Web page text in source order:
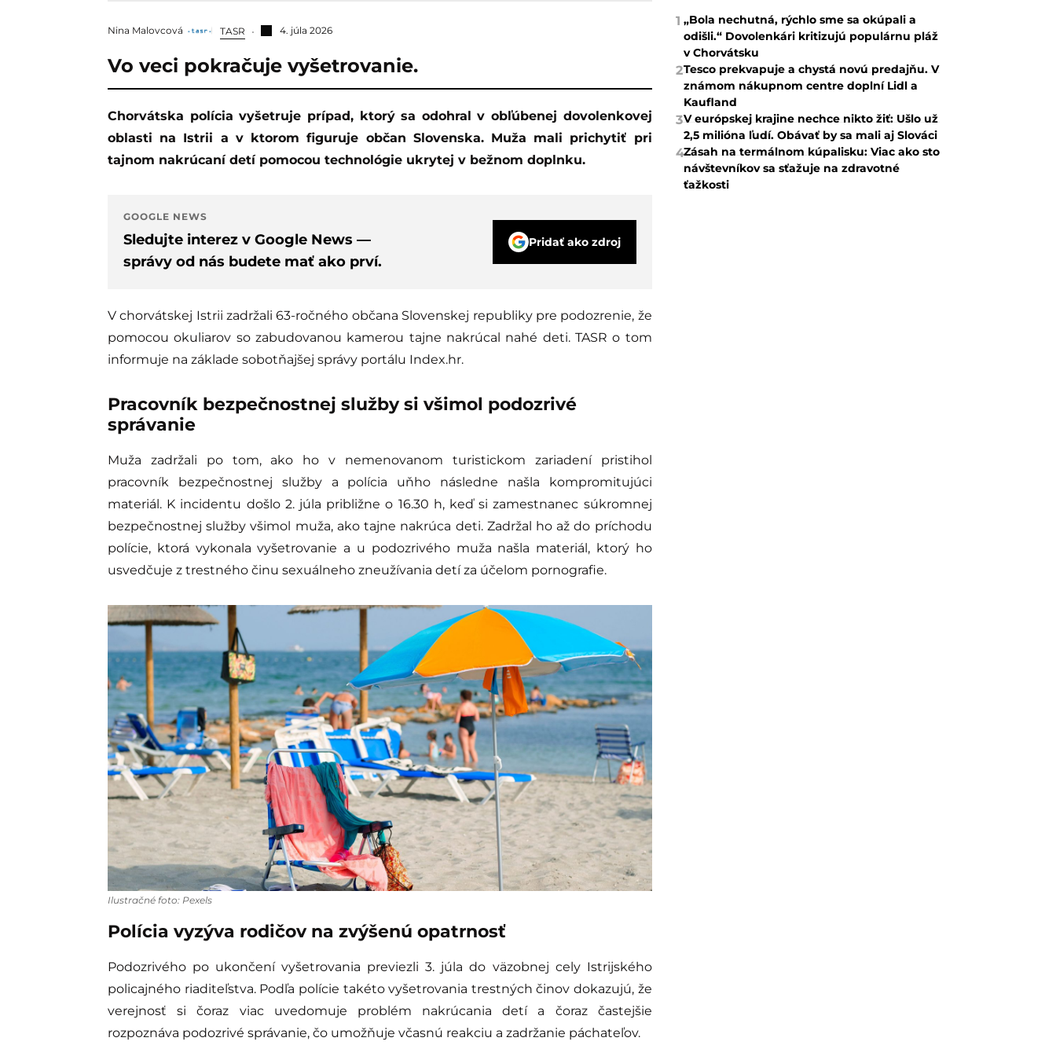
Nina Malovcová TASR 4. júla 2026
Vo veci pokračuje vyšetrovanie.
Chorvátska polícia vyšetruje prípad, ktorý sa odohral v obľúbenej dovolenkovej
oblasti na Istrii a v ktorom figuruje občan Slovenska. Muža mali prichytiť pri
tajnom nakrúcaní detí pomocou technológie ukrytej v bežnom doplnku.
GOOGLE NEWS
Sledujte interez v Google News —
správy od nás budete mať ako prví.
Pridať ako zdroj
V chorvátskej Istrii zadržali 63-ročného občana Slovenskej republiky pre podozrenie, že
pomocou okuliarov so zabudovanou kamerou tajne nakrúcal nahé deti. TASR o tom
informuje na základe sobotňajšej správy portálu Index.hr.
Pracovník bezpečnostnej služby si všimol podozrivé
správanie
Muža zadržali po tom, ako ho v nemenovanom turistickom zariadení pristihol
pracovník bezpečnostnej služby a polícia uňho následne našla kompromitujúci
materiál. K incidentu došlo 2. júla približne o 16.30 h, keď si zamestnanec súkromnej
bezpečnostnej služby všimol muža, ako tajne nakrúca deti. Zadržal ho až do príchodu
polície, ktorá vykonala vyšetrovanie a u podozrivého muža našla materiál, ktorý ho
usvedčuje z trestného činu sexuálneho zneužívania detí za účelom pornografie.
Ilustračné foto: Pexels
Polícia vyzýva rodičov na zvýšenú opatrnosť
Podozrivého po ukončení vyšetrovania previezli 3. júla do väzobnej cely Istrijského
policajného riaditeľstva. Podľa polície takéto vyšetrovania trestných činov dokazujú, že
verejnosť si čoraz viac uvedomuje problém nakrúcania detí a čoraz častejšie
rozpoznáva podozrivé správanie, čo umožňuje včasnú reakciu a zadržanie páchateľov.
1 „Bola nechutná, rýchlo sme sa okúpali a
odišli.“ Dovolenkári kritizujú populárnu pláž
v Chorvátsku
2Tesco prekvapuje a chystá novú predajňu. V
známom nákupnom centre doplní Lidl a
Kaufland
3V európskej krajine nechce nikto žiť: Ušlo už
2,5 milióna ľudí. Obávať by sa mali aj Slováci
4Zásah na termálnom kúpalisku: Viac ako sto
návštevníkov sa sťažuje na zdravotné
ťažkosti